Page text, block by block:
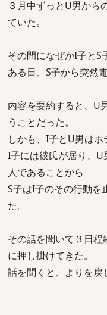
３月中ずっとU男から
ていた。
その間になぜかI子とS
ある日、S子から突然
内容を要約すると、U
うことだった。
しかも、I子とU男はホ
I子には彼氏が居り、
人であることから
S子はI子のその行動を
た。
その話を聞いて３日
に押し掛けてきた。
話を聞くと、よりを戻